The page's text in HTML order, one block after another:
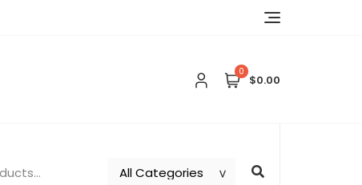
0
$0.00